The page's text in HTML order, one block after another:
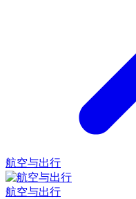
航空与出行
航空与出行